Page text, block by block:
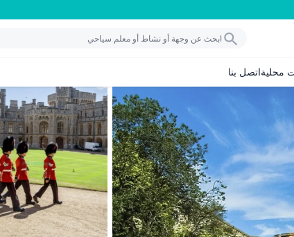
محليةاتصل بنا